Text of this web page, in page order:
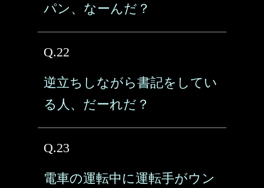
パン、なーんだ？
Q.22
逆立ちしながら書記をしてい
る人、だーれだ？
Q.23
電車の運転中に運転手がウン